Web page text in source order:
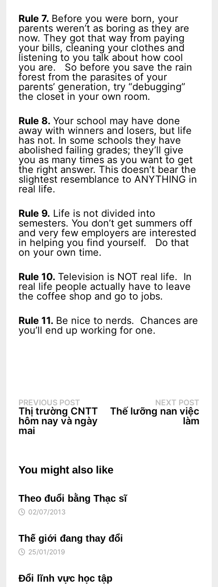
Rule 7. Before you were born, your
parents weren’t as boring as they are
now. They got that way from paying
your bills, cleaning your clothes and
listening to you talk about how cool
you are. So before you save the rain
forest from the parasites of your
parents’ generation, try “debugging”
the closet in your own room.
Rule 8.Your school may have done
away with winners and losers, but life
has not. In some schools they have
abolished failing grades; they’ll give
you as many times as you want to get
the right answer. This doesn’t bear the
slightest resemblance to ANYTHING in
real life.
Rule 9. Life is not divided into
semesters. You don’t get summers off
and very few employers are interested
in helping you find yourself. Do that
on your own time.
Rule 10. Television is NOT real life. In
real life people actually have to leave
the coffee shop and go to jobs.
Rule 11. Be nice to nerds. Chances are
you’ll end up working for one.
Điều
hướng
bài
viết
PREVIOUS POST
post:
Thị trường CNTT
hôm nay và ngày
mai
NEXT POSTNext
post:
Thế lưỡng nan việc
làm
You might also like
Theo đuổi bằng Thạc sĩ
02/07/2013
Thế giới đang thay đổi
25/01/2019
Đổi lĩnh vực học tập